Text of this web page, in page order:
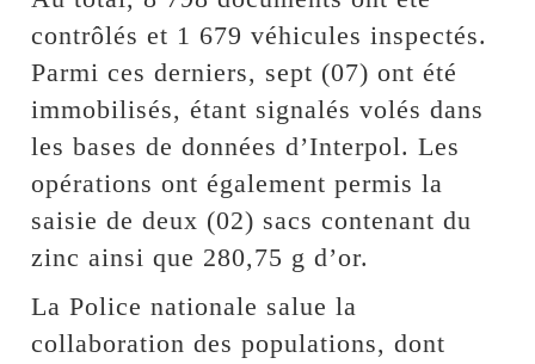
contrôlés et 1 679 véhicules inspectés.
Parmi ces derniers, sept (07) ont été
immobilisés, étant signalés volés dans
les bases de données d’Interpol. Les
opérations ont également permis la
saisie de deux (02) sacs contenant du
zinc ainsi que 280,75 g d’or.
La Police nationale salue la
collaboration des populations, dont